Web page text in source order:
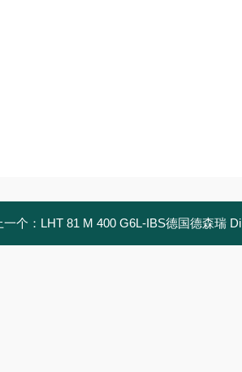
一个： LHT 81 M 400 G6L-IBS德国德森瑞 Disoric 传感器